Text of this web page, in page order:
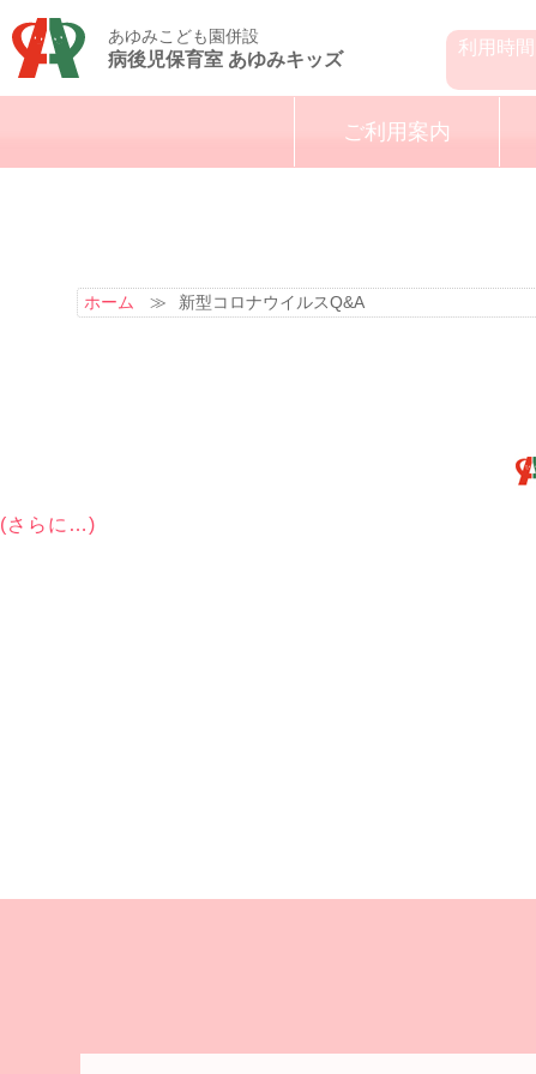
病後児保育室 あゆみキッズ
あゆみこども園併設
利用時間
ご利用案内
ホーム ≫ 新型コロナウイルスQ&A
(さらに…)